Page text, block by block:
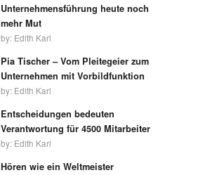
Unternehmensführung heute noch
mehr Mut
by: Edith Karl
Pia Tischer – Vom Pleitegeier zum
Unternehmen mit Vorbildfunktion
by: Edith Karl
Entscheidungen bedeuten
Verantwortung für 4500 Mitarbeiter
by: Edith Karl
Hören wie ein Weltmeister